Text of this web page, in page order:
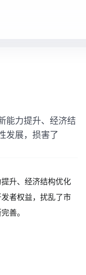
构建自主可控的
性采购与私有化部署能力。
能力提升、经济结
发展，损害了
升、经济结构优化
者权益，扰乱了市
善。